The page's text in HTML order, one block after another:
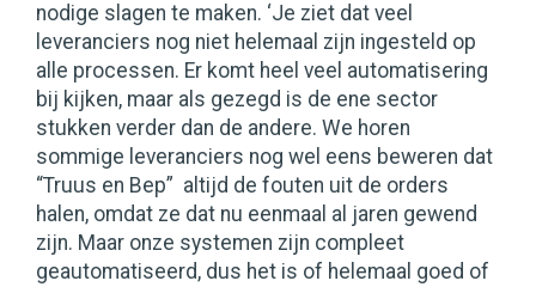
nodige slagen te maken. ‘Je ziet dat veel
leveranciers nog niet helemaal zijn ingesteld op
alle processen. Er komt heel veel automatisering
bij kijken, maar als gezegd is de ene sector
stukken verder dan de andere. We horen
sommige leveranciers nog wel eens beweren dat
“Truus en Bep” altijd de fouten uit de orders
halen, omdat ze dat nu eenmaal al jaren gewend
zijn. Maar onze systemen zijn compleet
geautomatiseerd, dus het is of helemaal goed of